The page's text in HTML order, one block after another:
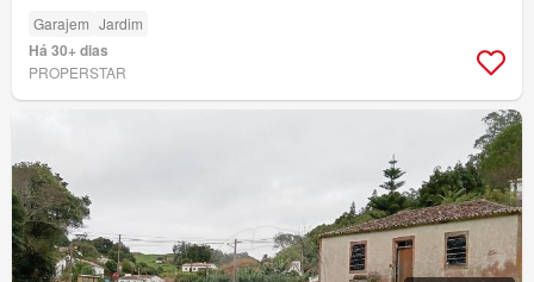
Garajem Jardim
Há 30+ dias
PROPERSTAR